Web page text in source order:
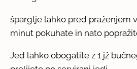
šparglje lahko pred praženjem
minut pokuhate in nato
Jed lahko obogatite z 1 jž